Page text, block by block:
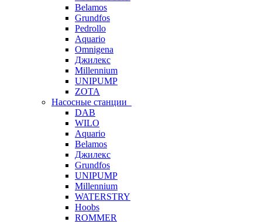
Belamos
Grundfos
Pedrollo
Aquario
Omnigena
Джилекс
Millennium
UNIPUMP
ZOTA
Насосные станции
DAB
WILO
Aquario
Belamos
Джилекс
Grundfos
UNIPUMP
Millennium
WATERSTRY
Hoobs
ROMMER